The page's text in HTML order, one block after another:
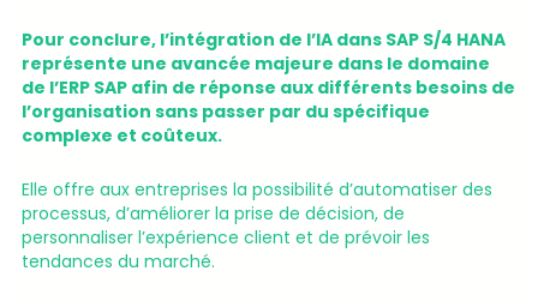
Pour conclure, l’intégration de l’IA dans SAP S/4 HANA
représente une avancée majeure dans le domaine
de l’ERP SAP afin de réponse aux différents besoins de
l’organisation sans passer par du spécifique
complexe et coûteux.
Elle offre aux entreprises la possibilité d’automatiser des
processus, d’améliorer la prise de décision, de
personnaliser l’expérience client et de prévoir les
tendances du marché.